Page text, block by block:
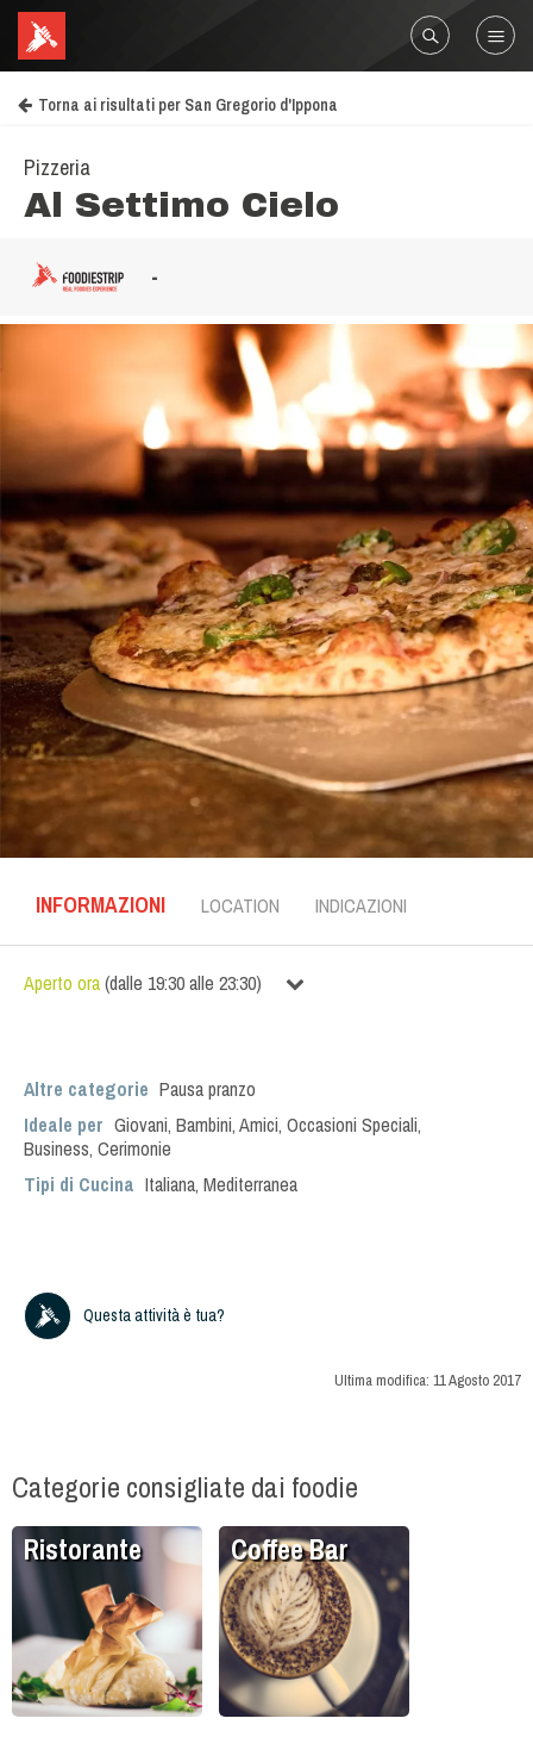
Torna ai risultati per San Gregorio d'Ippona
Pizzeria
Al Settimo Cielo
-
INFORMAZIONI LOCATION INDICAZIONI
Aperto ora(dalle 19:30alle 23:30)
Altre categorie Pausa pranzo
Ideale per Giovani, Bambini,Amici, Occasioni Speciali,
Business, Cerimonie
Tipi di Cucina Italiana, Mediterranea
Questa attività è tua?
Ultima modifica: 11 Agosto 2017
Categorie consigliate dai foodie
Ristorante Coffee Bar